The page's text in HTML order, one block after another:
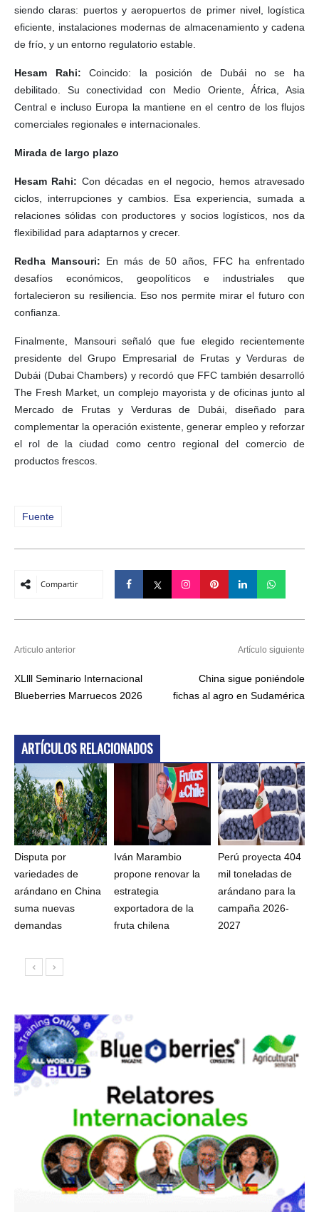
siendo claras: puertos y aeropuertos de primer nivel, logística
eficiente, instalaciones modernas de almacenamiento y cadena
de frío, y un entorno regulatorio estable.
Hesam Rahi: Coincido: la posición de Dubái no se ha
debilitado. Su conectividad con Medio Oriente, África, Asia
Central e incluso Europa la mantiene en el centro de los flujos
comerciales regionales e internacionales.
Mirada de largo plazo
Hesam Rahi: Con décadas en el negocio, hemos atravesado
ciclos, interrupciones y cambios. Esa experiencia, sumada a
relaciones sólidas con productores y socios logísticos, nos da
flexibilidad para adaptarnos y crecer.
Redha Mansouri: En más de 50 años, FFC ha enfrentado
desafíos económicos, geopolíticos e industriales que
fortalecieron su resiliencia. Eso nos permite mirar el futuro con
confianza.
Finalmente, Mansouri señaló que fue elegido recientemente
presidente del Grupo Empresarial de Frutas y Verduras de
Dubái (Dubai Chambers) y recordó que FFC también desarrolló
The Fresh Market, un complejo mayorista y de oficinas junto al
Mercado de Frutas y Verduras de Dubái, diseñado para
complementar la operación existente, generar empleo y reforzar
el rol de la ciudad como centro regional del comercio de
productos frescos.
Fuente
Compartir
Articulo anterior
XLlll Seminario Internacional
Blueberries Marruecos 2026
Artículo siguiente
China sigue poniéndole
fichas al agro en Sudamérica
ARTÍCULOS RELACIONADOS
Disputa por
variedades de
arándano en China
suma nuevas
demandas
Iván Marambio
propone renovar la
estrategia
exportadora de la
fruta chilena
Perú proyecta 404
mil toneladas de
arándano para la
campaña 2026-
2027